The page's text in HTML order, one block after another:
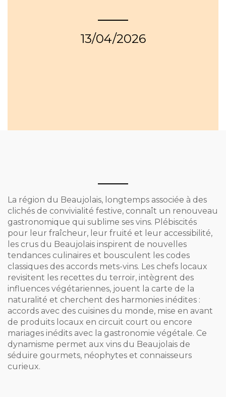
13/04/2026
La région du Beaujolais, longtemps associée à des
clichés de convivialité festive, connaît un renouveau
gastronomique qui sublime ses vins. Plébiscités
pour leur fraîcheur, leur fruité et leur accessibilité,
les crus du Beaujolais inspirent de nouvelles
tendances culinaires et bousculent les codes
classiques des accords mets-vins. Les chefs locaux
revisitent les recettes du terroir, intègrent des
influences végétariennes, jouent la carte de la
naturalité et cherchent des harmonies inédites :
accords avec des cuisines du monde, mise en avant
de produits locaux en circuit court ou encore
mariages inédits avec la gastronomie végétale. Ce
dynamisme permet aux vins du Beaujolais de
séduire gourmets, néophytes et connaisseurs
curieux.